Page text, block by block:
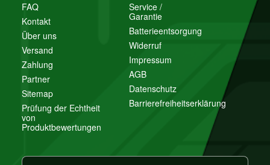
FAQ
Kontakt
Über uns
Versand
Zahlung
Partner
Sitemap
Prüfung der Echtheit
von
Produktbewertungen
Service /
Garantie
Batterieentsorgung
Widerruf
Impressum
AGB
Datenschutz
Barrierefreiheitserklärung